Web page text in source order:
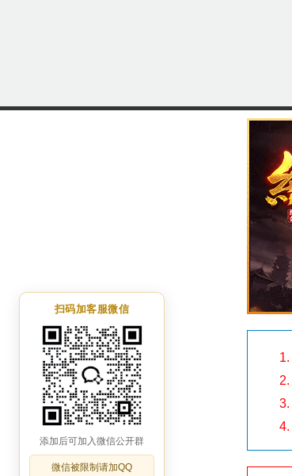
扫码加客服微信
添加后可加入微信公开群
微信被限制请加QQ